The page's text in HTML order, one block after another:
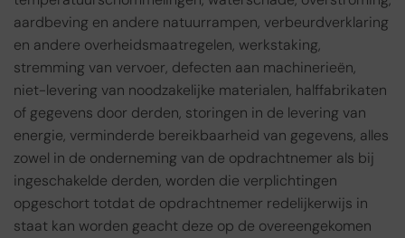
aardbeving en andere natuurrampen, verbeurdverklaring
en andere overheidsmaatregelen, werkstaking,
stremming van vervoer, defecten aan machinerieën,
niet-levering van noodzakelijke materialen, halffabrikaten
of gegevens door derden, storingen in de levering van
energie, verminderde bereikbaarheid van gegevens, alles
zowel in de onderneming van de opdrachtnemer als bij
ingeschakelde derden, worden die verplichtingen
opgeschort totdat de opdrachtnemer redelijkerwijs in
staat kan worden geacht deze op de overeengekomen